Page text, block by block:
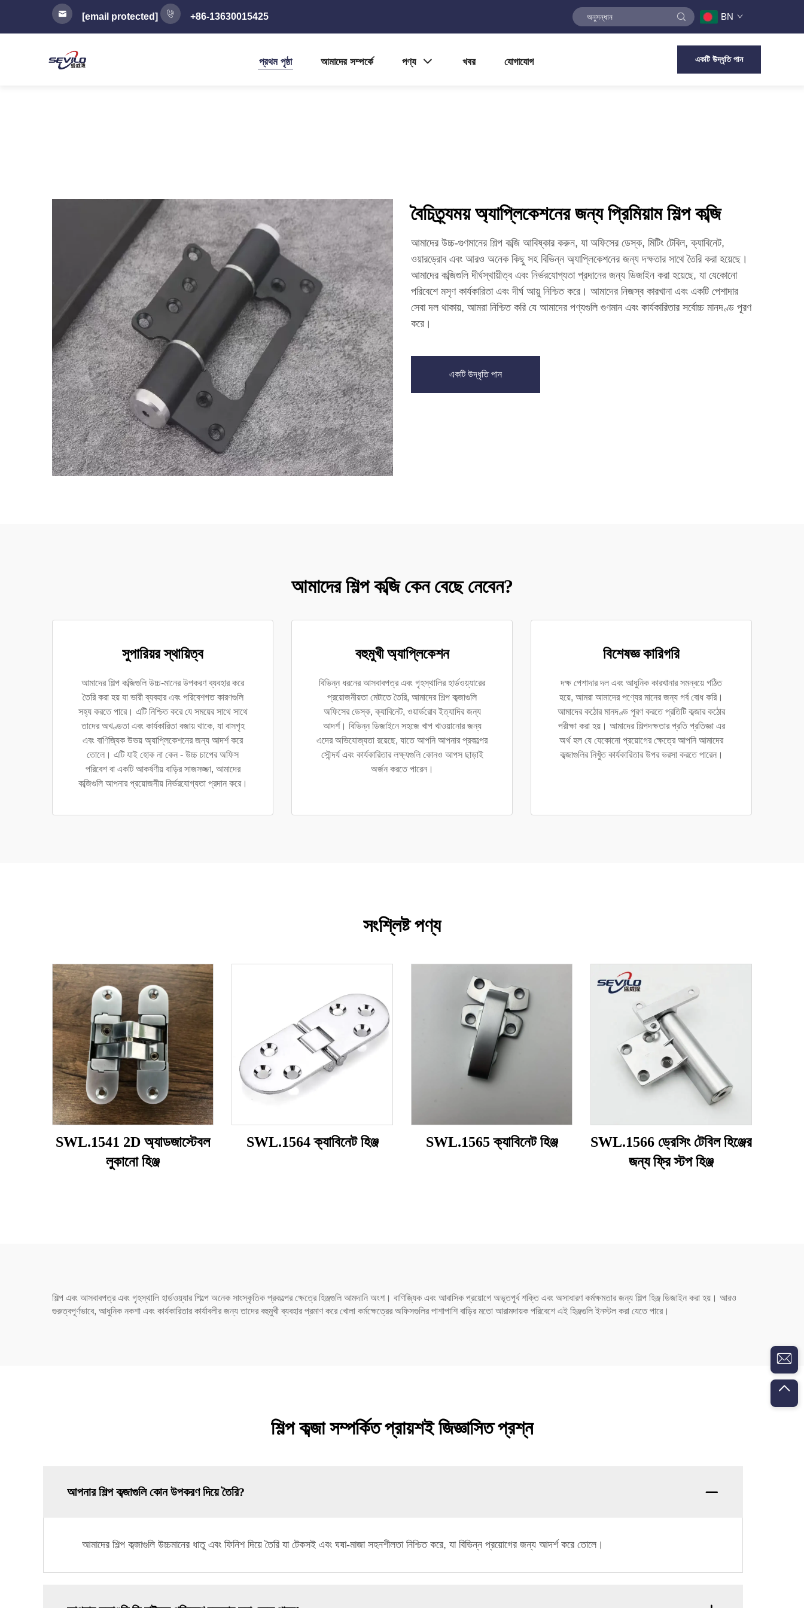
[email protected] +86-13630015425 BN
প্রথম পৃষ্ঠা আমাদের সম্পর্কে পণ্য খবর যোগাযোগ একটি উদ্ধৃতি পান
বৈচিত্র্যময় অ্যাপ্লিকেশনের জন্য প্রিমিয়াম শিল্প কব্জি
আমাদের উচ্চ-গুণমানের শিল্প কব্জি আবিষ্কার করুন, যা অফিসের ডেস্ক, মিটিং টেবিল, ক্যাবিনেট,
ওয়ারড্রোব এবং আরও অনেক কিছু সহ বিভিন্ন অ্যাপ্লিকেশনের জন্য দক্ষতার সাথে তৈরি করা হয়েছে।
আমাদের কব্জিগুলি দীর্ঘস্থায়ীত্ব এবং নির্ভরযোগ্যতা প্রদানের জন্য ডিজাইন করা হয়েছে, যা যেকোনো
পরিবেশে মসৃণ কার্যকারিতা এবং দীর্ঘ আয়ু নিশ্চিত করে। আমাদের নিজস্ব কারখানা এবং একটি পেশাদার
সেবা দল থাকায়, আমরা নিশ্চিত করি যে আমাদের পণ্যগুলি গুণমান এবং কার্যকারিতার সর্বোচ্চ মানদণ্ড পূরণ
করে।
একটি উদ্ধৃতি পান
আমাদের শিল্প কব্জি কেন বেছে নেবেন?
সুপারিয়র স্থায়িত্ব
আমাদের শিল্প কব্জিগুলি উচ্চ-মানের উপকরণ ব্যবহার করে
তৈরি করা হয় যা ভারী ব্যবহার এবং পরিবেশগত কারণগুলি
সহ্য করতে পারে। এটি নিশ্চিত করে যে সময়ের সাথে সাথে
তাদের অখণ্ডতা এবং কার্যকারিতা বজায় থাকে, যা বাসগৃহ
এবং বাণিজ্যিক উভয় অ্যাপ্লিকেশনের জন্য আদর্শ করে
তোলে। এটি যাই হোক না কেন - উচ্চ চাপের অফিস
পরিবেশ বা একটি আকর্ষণীয় বাড়ির সাজসজ্জা, আমাদের
কব্জিগুলি আপনার প্রয়োজনীয় নির্ভরযোগ্যতা প্রদান করে।
বহুমুখী অ্যাপ্লিকেশন
বিভিন্ন ধরনের আসবাবপত্র এবং গৃহস্থালির হার্ডওয়্যারের
প্রয়োজনীয়তা মেটাতে তৈরি, আমাদের শিল্প কব্জাগুলি
অফিসের ডেস্ক, ক্যাবিনেট, ওয়ার্ডরোব ইত্যাদির জন্য
আদর্শ। বিভিন্ন ডিজাইনে সহজে খাপ খাওয়ানোর জন্য
এদের অভিযোজ্যতা রয়েছে, যাতে আপনি আপনার প্রকল্পের
সৌন্দর্য এবং কার্যকারিতার লক্ষ্যগুলি কোনও আপস ছাড়াই
অর্জন করতে পারেন।
বিশেষজ্ঞ কারিগরি
দক্ষ পেশাদার দল এবং আধুনিক কারখানার সমন্বয়ে গঠিত
হয়ে, আমরা আমাদের পণ্যের মানের জন্য গর্ব বোধ করি।
আমাদের কঠোর মানদণ্ড পূরণ করতে প্রতিটি কব্জার কঠোর
পরীক্ষা করা হয়। আমাদের শিল্পদক্ষতার প্রতি প্রতিজ্ঞা এর
অর্থ হল যে যেকোনো প্রয়োগের ক্ষেত্রে আপনি আমাদের
কব্জাগুলির নিখুঁত কার্যকারিতার উপর ভরসা করতে পারেন।
সংশ্লিষ্ট পণ্য
SWL.1541 2D অ্যাডজাস্টেবল
লুকানো হিঞ্জ
SWL.1564 ক্যাবিনেট হিঞ্জ SWL.1565 ক্যাবিনেট হিঞ্জ
SWL.1566 ড্রেসিং টেবিল হিঞ্জের
জন্য ফ্রি স্টপ হিঞ্জ
শিল্প এবং আসবাবপত্র এবং গৃহস্থালি হার্ডওয়্যার শিল্পে অনেক সাংস্কৃতিক প্রকল্পের ক্ষেত্রে হিঞ্জগুলি আমদানি অংশ। বাণিজ্যিক এবং আবাসিক প্রয়োগে অভূতপূর্ব শক্তি এবং অসাধারণ কর্মক্ষমতার জন্য শিল্প হিঞ্জ ডিজাইন করা হয়। আরও
গুরুত্বপূর্ণভাবে, আধুনিক নকশা এবং কার্যকারিতার কার্যাবলীর জন্য তাদের বহুমুখী ব্যবহার প্রমাণ করে খোলা কর্মক্ষেত্রের অফিসগুলির পাশাপাশি বাড়ির মতো আরামদায়ক পরিবেশে এই হিঞ্জগুলি ইনস্টল করা যেতে পারে।
শিল্প কব্জা সম্পর্কিত প্রায়শই জিজ্ঞাসিত প্রশ্ন
আপনার শিল্প কব্জাগুলি কোন উপকরণ দিয়ে তৈরি?
আমাদের শিল্প কব্জাগুলি উচ্চমানের ধাতু এবং ফিনিশ দিয়ে তৈরি যা টেকসই এবং ঘষা-মাজা সহনশীলতা নিশ্চিত করে, যা বিভিন্ন প্রয়োগের জন্য আদর্শ করে তোলে।